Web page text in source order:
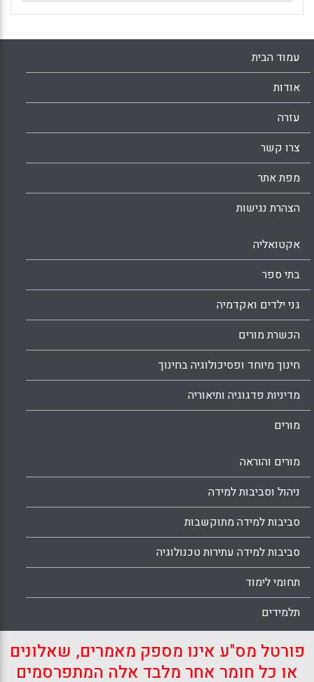
עמוד הבית
אודות
עזרה
צרו קשר
מפת אתר
הצהרת נגישות
אקטואליה
בתי ספר
גני ילדים ואקדמיה
הכשרת מורים
חינוך מיוחד ופסיכולוגיה בחינוך
מדיניות פדגוגיה ותיאוריה
מורים
מורים והוראה
ניהול וסביבות למידה
סביבות למידה מתוקשבות
סביבות למידה עתירות טכנולוגיה
תחומי לימוד
תלמידים
פורטל מס"ע אינו מספק מאמרים, שאלונים
או כל חומר אחר מלבד אלה המתפרסמים